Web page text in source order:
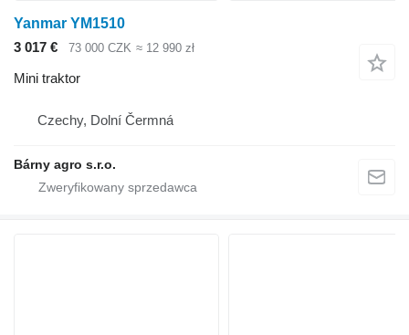
Yanmar YM1510
3 017 €
73 000 CZK ≈ 12 990 zł
Mini traktor
Czechy, Dolní Čermná
Bárny agro s.r.o.